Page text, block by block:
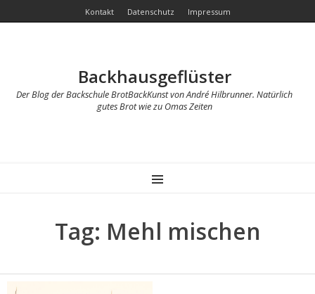
Kontakt Datenschutz Impressum
Backhausgeflüster
Der Blog der Backschule BrotBackKunst von André Hilbrunner. Natürlich
gutes Brot wie zu Omas Zeiten
MENU
Tag: Mehl mischen